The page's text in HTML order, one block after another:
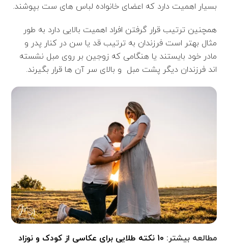
بسیار اهمیت دارد که اعضای خانواده لباس های ست بپوشند.
همچنین ترتیب قرار گرفتن افراد اهمیت بالایی دارد به طور
مثال بهتر است فرزندان به ترتیب قد یا سن در کنار پدر و
مادر خود بایستند یا هنگامی که زوجین بر روی مبل نشسته
اند فرزندان دیگر پشت مبل و بالای سر آن ها قرار بگیرند.
مطالعه بیشتر: 10 نکته طلایی برای عکاسی از کودک و نوزاد